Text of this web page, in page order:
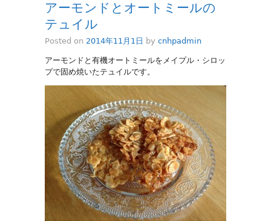
アーモンドとオートミールの
テュイル
Posted on 2014年11月1日 by cnhpadmin
アーモンドと有機オートミールをメイプル・シロッ
プで固め焼いたテュイルです。